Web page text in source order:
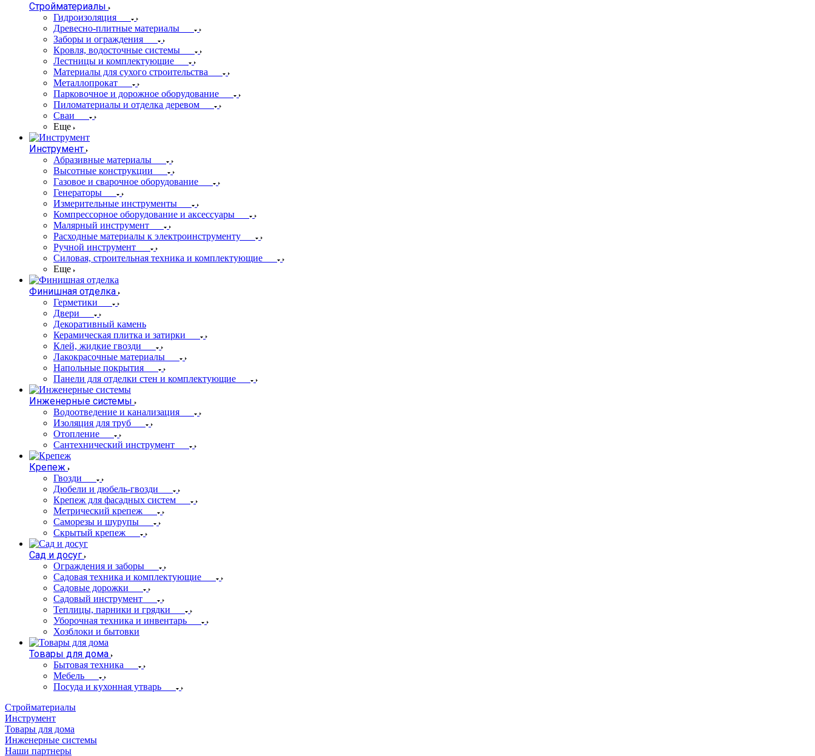
Стройматериалы
Гидроизоляция
Древесно-плитные материалы
Заборы и ограждения
Кровля, водосточные системы
Лестницы и комплектующие
Материалы для сухого строительства
Металлопрокат
Парковочное и дорожное оборудование
Пиломатериалы и отделка деревом
Сваи
Еще
Инструмент
Абразивные материалы
Высотные конструкции
Газовое и сварочное оборудование
Генераторы
Измерительные инструменты
Компрессорное оборудование и аксессуары
Малярный инструмент
Расходные материалы к электроинструменту
Ручной инструмент
Силовая, строительная техника и комплектующие
Еще
Финишная отделка
Герметики
Двери
Декоративный камень
Керамическая плитка и затирки
Клей, жидкие гвозди
Лакокрасочные материалы
Напольные покрытия
Панели для отделки стен и комплектующие
Инженерные системы
Водоотведение и канализация
Изоляция для труб
Отопление
Сантехнический инструмент
Крепеж
Гвозди
Дюбели и дюбель-гвозди
Крепеж для фасадных систем
Метрический крепеж
Саморезы и шурупы
Скрытый крепеж
Сад и досуг
Ограждения и заборы
Садовая техника и комплектующие
Садовые дорожки
Садовый инструмент
Теплицы, парники и грядки
Уборочная техника и инвентарь
Хозблоки и бытовки
Товары для дома
Бытовая техника
Мебель
Посуда и кухонная утварь
Стройматериалы
Инструмент
Товары для дома
Инженерные системы
Наши партнеры